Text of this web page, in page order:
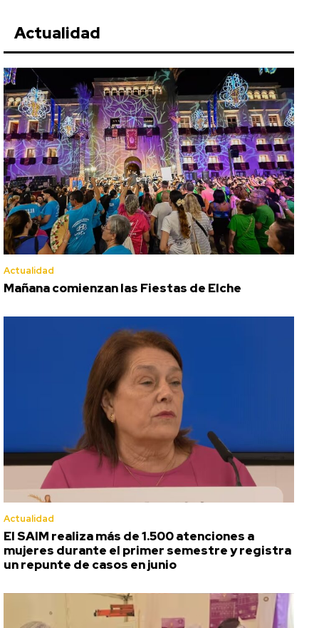
Actualidad
Actualidad
Mañana comienzan las Fiestas de Elche
Actualidad
El SAIM realiza más de 1.500 atenciones a
mujeres durante el primer semestre y registra
un repunte de casos en junio